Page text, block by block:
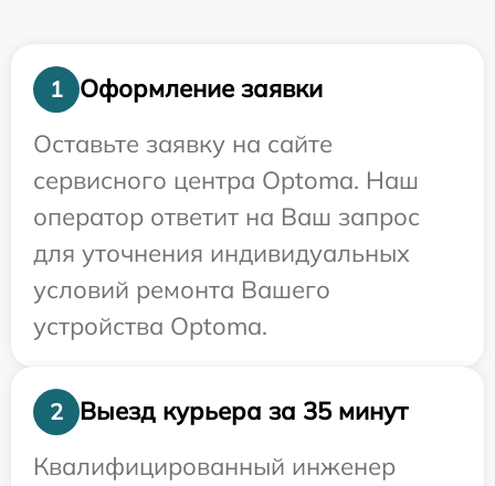
1
Оформление заявки
Оставьте заявку на сайте
сервисного центра Optoma. Наш
оператор ответит на Ваш запрос
для уточнения индивидуальных
условий ремонта Вашего
устройства Optoma.
2
Выезд курьера за 35 минут
Квалифицированный инженер